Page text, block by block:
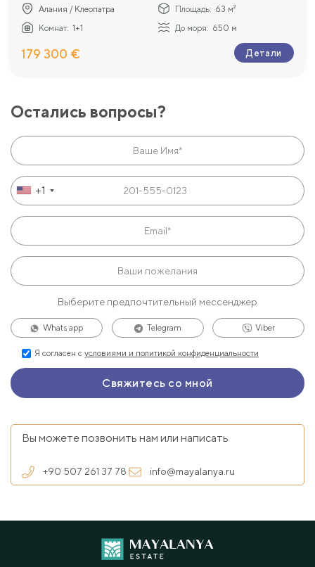
Алания / Клеопатра Площадь: 63 м²
Комнат: 1+1 До моря: 650 м
179 300 € Детали
Остались вопросы?
+1
Выберите предпочтительный мессенджер
Whats app Telegram Viber
Я согласен с условиями и политикой конфиденциальности
Вы можете позвонить нам или написать
+90 507 261 37 78 info@mayalanya.ru